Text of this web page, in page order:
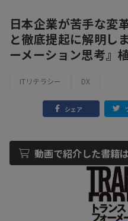
日本企業が苦手な変
と徹底提起に解明し
ーメーション思考』
ITリテラシー DX
シェア
動画で紹介した書籍